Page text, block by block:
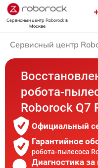
Сервисный центр Roborockв
Москве
Сервисный центр
робота-
Roborock Q7
Официальный
Гарантийное
робота-пылесоса
Диагностика за